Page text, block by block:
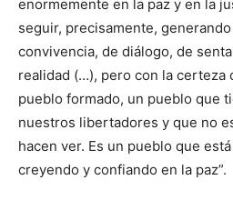
enormemente en la paz y en la
seguir, precisamente,
convivencia, de diálogo, de
realidad (…), pero con la certeza
pueblo formado, un pueblo que
nuestros libertadores y que no
hacen ver. Es un pueblo que
creyendo y confiando en la paz”.